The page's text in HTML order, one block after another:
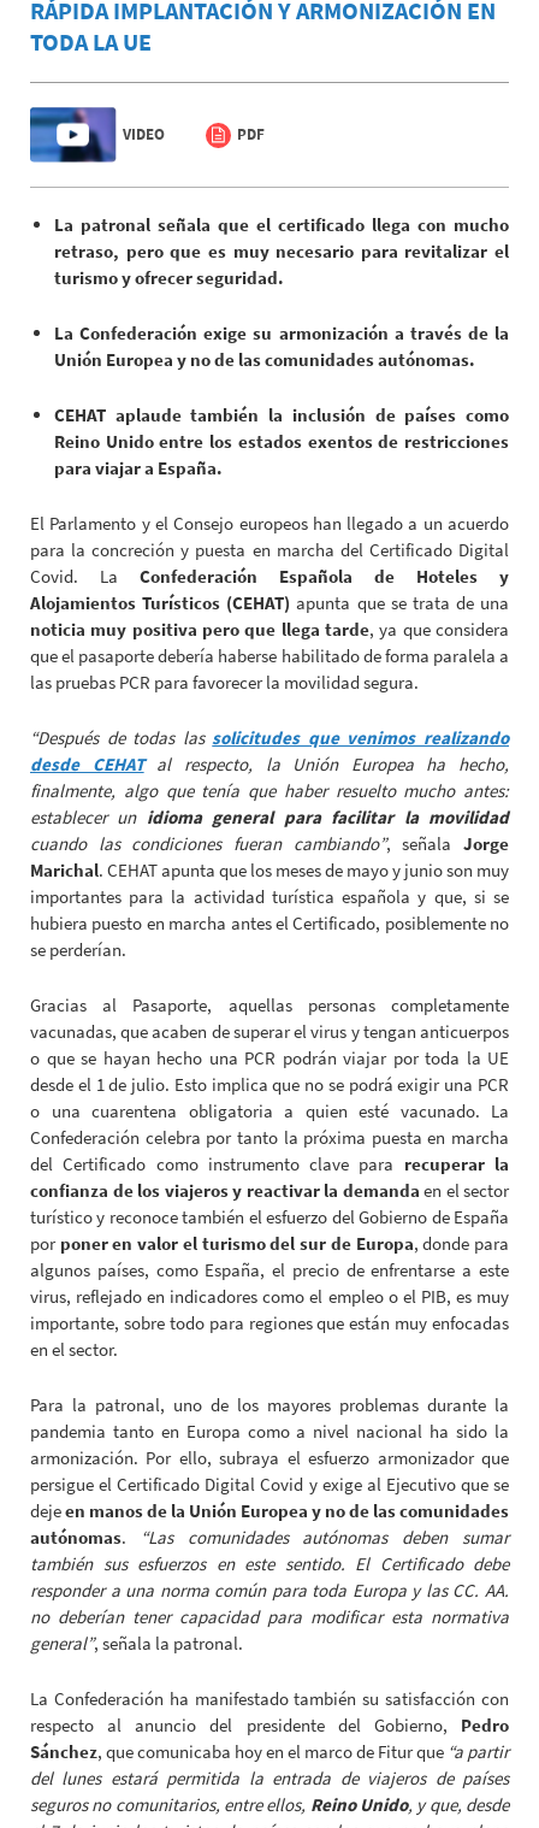
RÁPIDA IMPLANTACIÓN Y ARMONIZACIÓN EN
TODA LA UE
VIDEO PDF
La patronal señala que el certificado llega con mucho
retraso, pero que es muy necesario para revitalizar el
turismo y ofrecer seguridad.
La Confederación exige su armonización a través de la
Unión Europea y no de las comunidades autónomas.
CEHAT aplaude también la inclusión de países como
Reino Unido entre los estados exentos de restricciones
para viajar a España.
El Parlamento y el Consejo europeos han llegado a un acuerdo
para la concreción y puesta en marcha del Certificado Digital
Covid. La Confederación Española de Hoteles y
Alojamientos Turísticos (CEHAT)apunta que se trata de una
noticia muy positiva pero que llega tarde, ya que considera
que el pasaporte debería haberse habilitado de forma paralela a
las pruebas PCR para favorecer la movilidad segura.
“Después de todas las solicitudes que venimos realizando
desde CEHATal respecto, la Unión Europea ha hecho,
finalmente, algo que tenía que haber resuelto mucho antes:
establecer un idioma general para facilitar la movilidad
cuando las condiciones fueran cambiando”, señalaJorge
Marichal. CEHAT apunta que los meses de mayo y junio son muy
importantes para la actividad turística española y que, si se
hubiera puesto en marcha antes el Certificado, posiblemente no
se perderían.
Gracias al Pasaporte, aquellas personas completamente
vacunadas, que acaben de superar el virus y tengan anticuerpos
o que se hayan hecho una PCR podrán viajar por toda la UE
desde el 1 de julio. Esto implica que no se podrá exigir una PCR
o una cuarentena obligatoria a quien esté vacunado. La
Confederación celebra por tanto la próxima puesta en marcha
del Certificado como instrumento clave para recuperar la
confianza de los viajeros y reactivar la demanda en el sector
turístico y reconoce también el esfuerzo del Gobierno de España
por poner en valor el turismo del sur de Europa, donde para
algunos países, como España, el precio de enfrentarse a este
virus, reflejado en indicadores como el empleo o el PIB, es muy
importante, sobre todo para regiones que están muy enfocadas
en el sector.
Para la patronal, uno de los mayores problemas durante la
pandemia tanto en Europa como a nivel nacional ha sido la
armonización. Por ello, subraya el esfuerzo armonizador que
persigue el Certificado Digital Covid y exige al Ejecutivo que se
dejeen manos de la Unión Europea y no de las comunidades
autónomas.
“Las comunidades autónomas deben sumar
también sus esfuerzos en este sentido. El Certificado debe
responder a una norma común para toda Europa y las CC. AA.
no deberían tener capacidad para modificar esta normativa
general”, señala la patronal.
La Confederación ha manifestado también su satisfacción con
respecto al anuncio del presidente del Gobierno, Pedro
Sánchez, que comunicaba hoy en el marco de Fitur que “a partir
del lunes estará permitida la entrada de viajeros de países
seguros no comunitarios, entre ellos, Reino Unido, y que, desde